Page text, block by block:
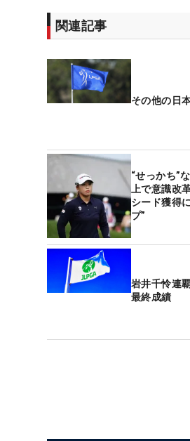
関連記事
その他の日
“せっかち”
上で意識
シード獲得
プ”
岩井千怜連
最終成績